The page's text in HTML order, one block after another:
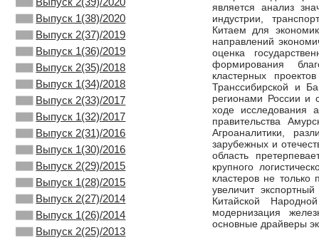
Выпуск 1(38)/2020
Выпуск 2(37)/2019
Выпуск 1(36)/2019
Выпуск 2(35)/2018
Выпуск 1(34)/2018
Выпуск 2(33)/2017
Выпуск 1(32)/2017
Выпуск 2(31)/2016
Выпуск 1(30)/2016
Выпуск 2(29)/2015
Выпуск 1(28)/2015
Выпуск 2(27)/2014
Выпуск 1(26)/2014
Выпуск 2(25)/2013
является анализ
индустрии,
Китаем для
направлений
оценка
формирования
кластерных
Транссибирской и
регионами России и
ходе исследования
правительства
Агроаналитики,
зарубежных и
область
крупного
кластеров не только
увеличит
Китайской
модернизация
основные драйверы